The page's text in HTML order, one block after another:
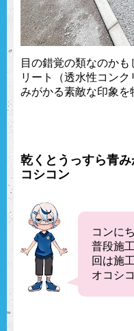
目の錯覚の類なのか
リート（透水性コン
みがかる素敵な印象を
乾くとうっすら青
コシコン
コンに
普段施
回は施
オコシ